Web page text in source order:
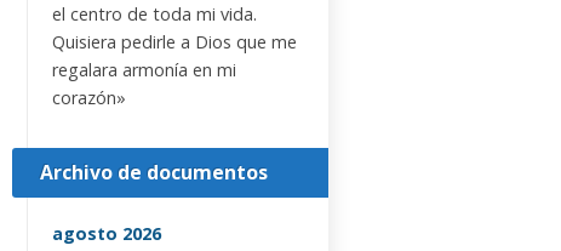
el centro de toda mi vida.
Quisiera pedirle a Dios que me
regalara armonía en mi
corazón»
Archivo de documentos
agosto 2026